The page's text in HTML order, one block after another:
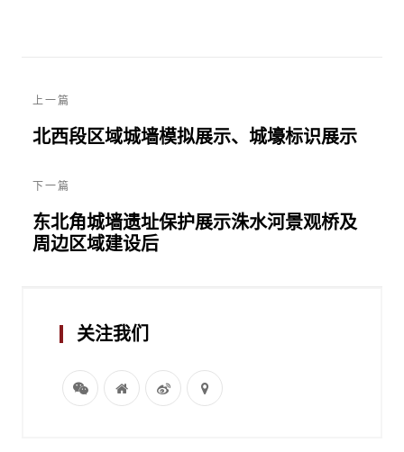
上一篇
北西段区域城墙模拟展示、城壕标识展示
下一篇
东北角城墙遗址保护展示洙水河景观桥及
周边区域建设后
关注我们